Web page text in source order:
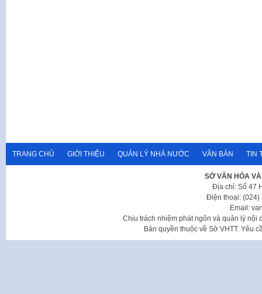
TRANG CHỦ GIỚI THIỆU QUẢN LÝ NHÀ NƯỚC VĂN BẢN TIN
SỞ VĂN HÓA
Địa chỉ: Số 47
Điện thoại: (024)
Email:
Chịu trách nhiệm phát ngôn và quản lý nội
Bản quyền thuộc về Sở VHTT. Yêu